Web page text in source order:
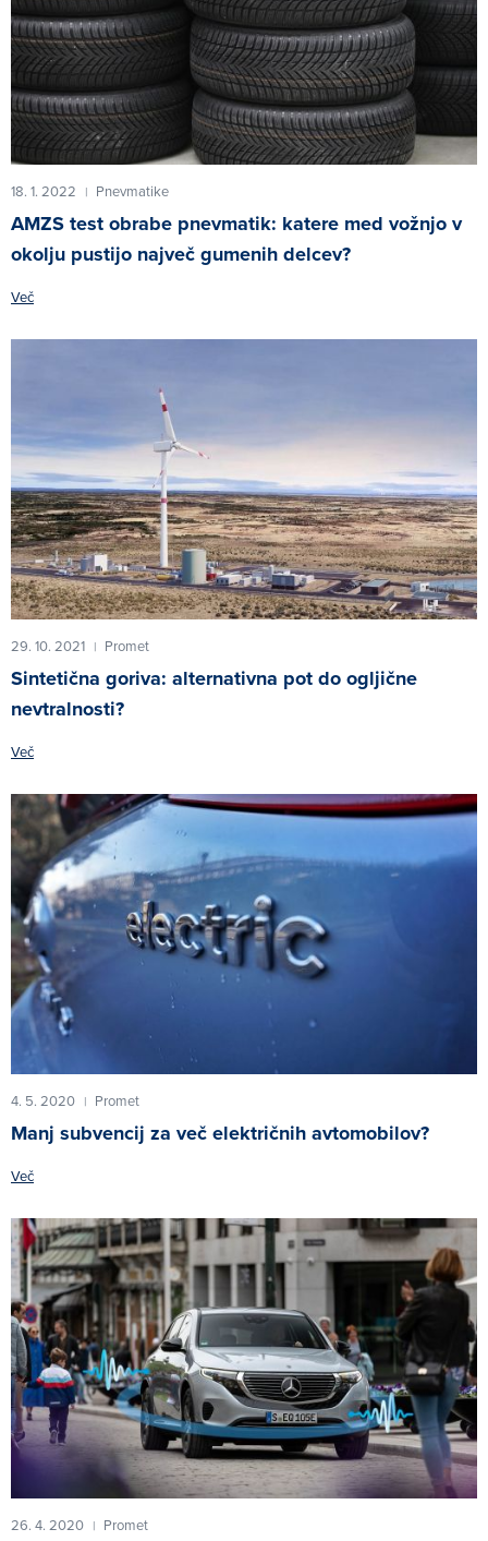
18. 1. 2022 | Pnevmatike
AMZS test obrabe pnevmatik: katere med vožnjo v
okolju pustijo največ gumenih delcev?
Več
29. 10. 2021 | Promet
Sintetična goriva: alternativna pot do ogljične
nevtralnosti?
Več
4. 5. 2020 | Promet
Manj subvencij za več električnih avtomobilov?
Več
26. 4. 2020 | Promet